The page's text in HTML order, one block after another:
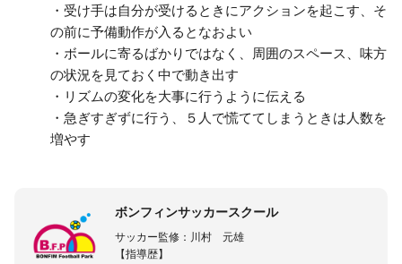
・受け手は自分が受けるときにアクションを起こす、そ
の前に予備動作が入るとなおよい
・ボールに寄るばかりではなく、周囲のスペース、味方
の状況を見ておく中で動き出す
・リズムの変化を大事に行うように伝える
・急ぎすぎずに行う、５人で慌ててしまうときは人数を
増やす
ボンフィンサッカースクール
サッカー監修：川村 元雄
【指導歴】